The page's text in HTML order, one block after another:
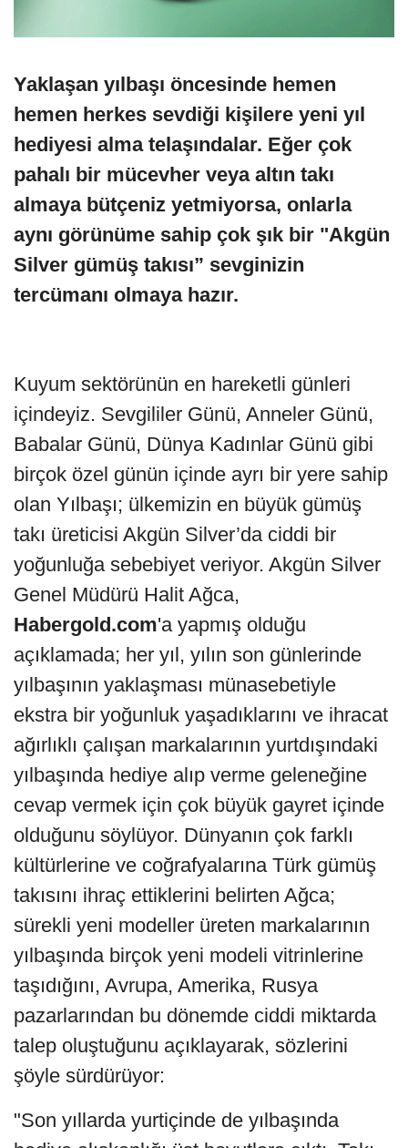
Yaklaşan yılbaşı öncesinde hemen
hemen herkes sevdiği kişilere yeni yıl
hediyesi alma telaşındalar. Eğer çok
pahalı bir mücevher veya altın takı
almaya bütçeniz yetmiyorsa, onlarla
aynı görünüme sahip çok şık bir "Akgün
Silver gümüş takısı” sevginizin
tercümanı olmaya hazır.
Kuyum sektörünün en hareketli günleri
içindeyiz. Sevgililer Günü, Anneler Günü,
Babalar Günü, Dünya Kadınlar Günü gibi
birçok özel günün içinde ayrı bir yere sahip
olan Yılbaşı; ülkemizin en büyük gümüş
takı üreticisi Akgün Silver’da ciddi bir
yoğunluğa sebebiyet veriyor. Akgün Silver
Genel Müdürü Halit Ağca,
Habergold.com'a yapmış olduğu
açıklamada; her yıl, yılın son günlerinde
yılbaşının yaklaşması münasebetiyle
ekstra bir yoğunluk yaşadıklarını ve ihracat
ağırlıklı çalışan markalarının yurtdışındaki
yılbaşında hediye alıp verme geleneğine
cevap vermek için çok büyük gayret içinde
olduğunu söylüyor. Dünyanın çok farklı
kültürlerine ve coğrafyalarına Türk gümüş
takısını ihraç ettiklerini belirten Ağca;
sürekli yeni modeller üreten markalarının
yılbaşında birçok yeni modeli vitrinlerine
taşıdığını, Avrupa, Amerika, Rusya
pazarlarından bu dönemde ciddi miktarda
talep oluştuğunu açıklayarak, sözlerini
şöyle sürdürüyor:
"Son yıllarda yurtiçinde de yılbaşında